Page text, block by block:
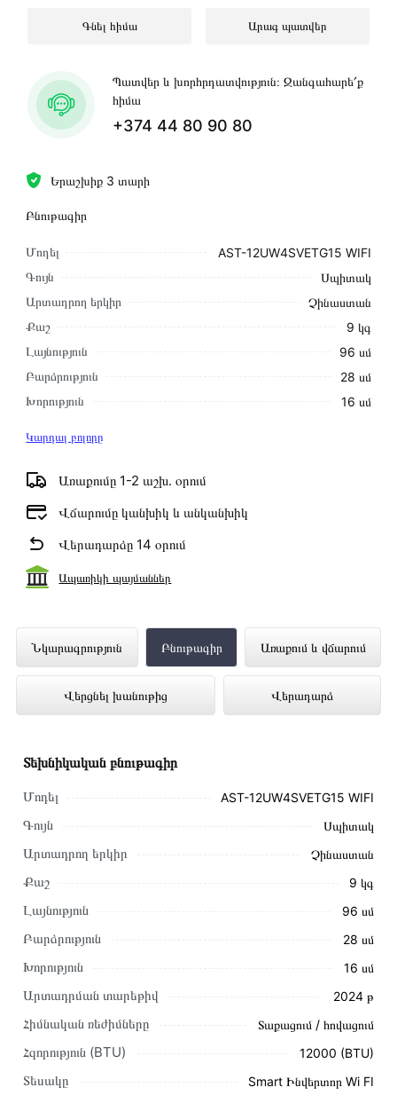
Երաշխիք 3 տարի
Բնութագիր
Մոդել
AST-12UW4SVETG15 WIFI
Գույն
Սպիտակ
Արտադրող երկիր
Չինաստան
Քաշ
9 կգ
Լայնություն
96 սմ
Բարձրություն
28 սմ
Խորություն
16 սմ
Կարդալ բոլորը
Առաքումը 1-2 աշխ․ օրում
Վճարումը կանխիկ և անկանխիկ
Վերադարձը 14 օրում
Ապառիկի պայմաններ
Գնել հիմա Արագ պատվեր
Պատվեր և խորհրդատվություն։ Զանգահարե՛ք
հիմա
+374 44 80 90 80
Նկարագրություն Բնութագիր Առաքում և վճարում
Վերցնել խանութից Վերադարձ
Օդորակիչ HISENSE AST-
12UW4SVETG15 WIFI ներկայացված է
Technomix առցանց խանութում լավագույն
Այս ապրանքը գնելու համար սեղմեք
«Ավելացնել
զամբյուղին»
կամ սեղմեք
Կարող եք նաև պատվիրել՝ զանգահարելով կայքում նշված
Տեխնիկական բնութագիր
Մոդել AST-12UW4SVETG15 WIFI
Գույն Սպիտակ
Արտադրող երկիր Չինաստան
Քաշ 9 կգ
Լայնություն 96 սմ
Բարձրություն 28 սմ
Խորություն 16 սմ
Արտադրման տարեթիվ 2024 թ
Հիմնական ռեժիմները Տաքացում / հովացում
Հզորություն (BTU) 12000 (BTU)
Տեսակը Smart Ինվերտոր Wi FI